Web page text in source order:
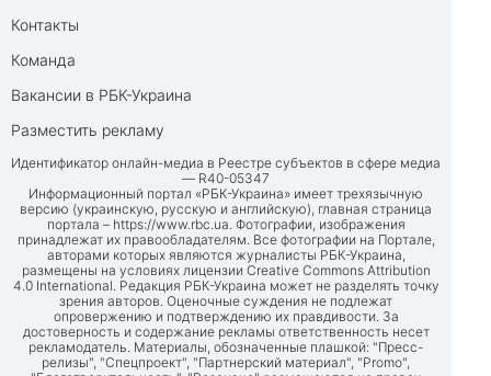
Контакты
Команда
Вакансии в РБК-Украина
Разместить рекламу
Идентификатор онлайн-медиа в Реестре субъектов в сфере медиа
— R40-05347
Информационный портал «РБК-Украина» имеет трехязычную
версию (украинскую, русскую и английскую), главная страница
портала – https://www.rbc.ua. Фотографии, изображения
принадлежат их правообладателям. Все фотографии на Портале,
авторами которых являются журналисты РБК-Украина,
размещены на условиях лицензии Creative Commons Attribution
4.0 International. Редакция РБК-Украина может не разделять точку
зрения авторов. Оценочные суждения не подлежат
опровержению и подтверждению их правдивости. За
достоверность и содержание рекламы ответственность несет
рекламодатель. Материалы, обозначенные плашкой: "Пресс-
релизы", "Спецпроект", "Партнерский материал", "Promo",